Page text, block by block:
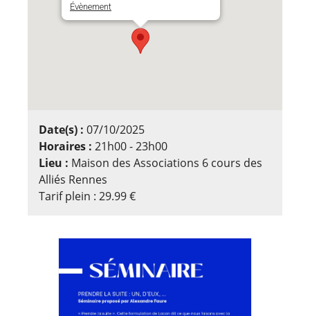
Évènement
Date(s) : 07/10/2025
Horaires : 21h00 - 23h00
Lieu : Maison des Associations 6 cours des
Alliés Rennes
Tarif plein : 29.99 €